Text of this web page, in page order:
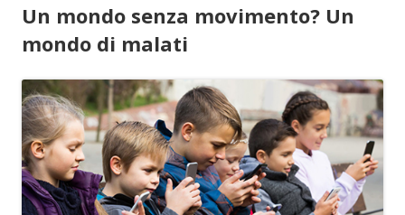
Un mondo senza movimento? Un
mondo di malati